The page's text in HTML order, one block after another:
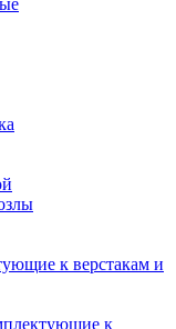
к верстакам и
к